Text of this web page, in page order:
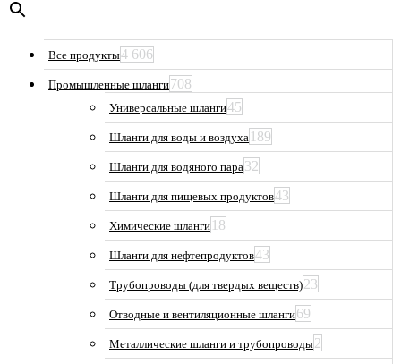
Все продукты4 606
Промышленные шланги708
Универсальные шланги45
Шланги для воды и воздуха 189
Шланги для водяного пара32
Шланги для пищевых продуктов43
Химические шланги 18
Шланги для нефтепродуктов43
Трубопроводы (для твердых веществ)23
Отводные и вентиляционные шланги69
Металлические шланги и трубопроводы2